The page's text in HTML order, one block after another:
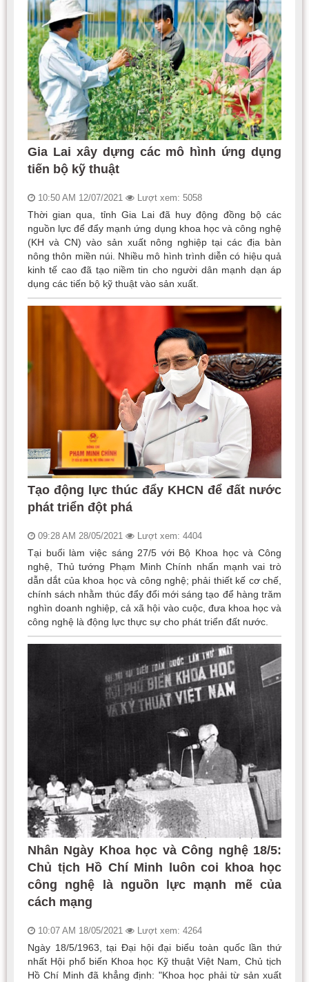
Gia Lai xây dựng các mô hình ứng dụng
tiến bộ kỹ thuật
10:50 AM 12/07/2021 Lượt xem: 5058
Thời gian qua, tỉnh Gia Lai đã huy động đồng bộ các
nguồn lực để đẩy mạnh ứng dụng khoa học và công nghệ
(KH và CN) vào sản xuất nông nghiệp tại các địa bàn
nông thôn miền núi. Nhiều mô hình trình diễn có hiệu quả
kinh tế cao đã tạo niềm tin cho người dân mạnh dạn áp
dụng các tiến bộ kỹ thuật vào sản xuất.
Tạo động lực thúc đẩy KHCN để đất nước
phát triển đột phá
09:28 AM 28/05/2021 Lượt xem: 4404
Tại buổi làm việc sáng 27/5 với Bộ Khoa học và Công
nghệ, Thủ tướng Phạm Minh Chính nhấn mạnh vai trò
dẫn dắt của khoa học và công nghệ; phải thiết kế cơ chế,
chính sách nhằm thúc đẩy đổi mới sáng tạo để hàng trăm
nghìn doanh nghiệp, cả xã hội vào cuộc, đưa khoa học và
công nghệ là động lực thực sự cho phát triển đất nước.
Nhân Ngày Khoa học và Công nghệ 18/5:
Chủ tịch Hồ Chí Minh luôn coi khoa học
công nghệ là nguồn lực mạnh mẽ của
cách mạng
10:07 AM 18/05/2021 Lượt xem: 4264
Ngày 18/5/1963, tại Đại hội đại biểu toàn quốc lần thứ
nhất Hội phổ biến Khoa học Kỹ thuật Việt Nam, Chủ tịch
Hồ Chí Minh đã khẳng định: "Khoa học phải từ sản xuất